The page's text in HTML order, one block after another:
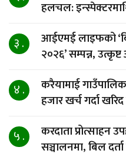
हलचल:
३ .
आईएमई लाइफको
२०२६’ सम्पन्न,
४ .
करैयामाई
हजार खर्च गर्दा
५ .
करदाता प्रोत्साहन
सञ्चालनमा, बिल